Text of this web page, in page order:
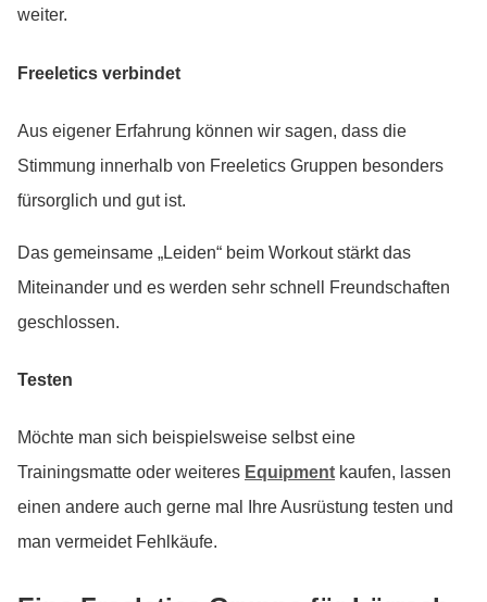
weiter.
Freeletics verbindet
Aus eigener Erfahrung können wir sagen, dass die
Stimmung innerhalb von Freeletics Gruppen besonders
fürsorglich und gut ist.
Das gemeinsame „Leiden“ beim Workout stärkt das
Miteinander und es werden sehr schnell Freundschaften
geschlossen.
Testen
Möchte man sich beispielsweise selbst eine
Trainingsmatte oder weiteres Equipment kaufen, lassen
einen andere auch gerne mal Ihre Ausrüstung testen und
man vermeidet Fehlkäufe.